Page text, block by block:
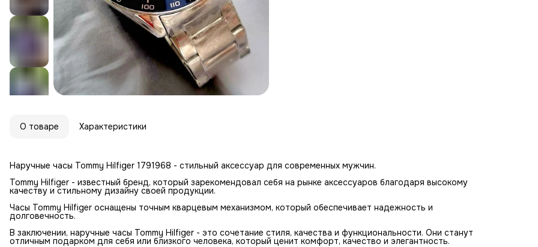
О товаре Характеристики
Наручные часы Tommy Hilfiger 1791968 - стильный аксессуар для современных мужчин.
Tommy Hilfiger - известный бренд, который зарекомендовал себя на рынке аксессуаров благодаря высокому
качеству и стильному дизайну своей продукции.
Часы Tommy Hilfiger оснащены точным кварцевым механизмом, который обеспечивает надежность и
долговечность.
В заключении, наручные часы Tommy Hilfiger - это сочетание стиля, качества и функциональности. Они станут
отличным подарком для себя или близкого человека, который ценит комфорт, качество и элегантность.